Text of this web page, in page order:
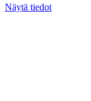
Näytä tiedot